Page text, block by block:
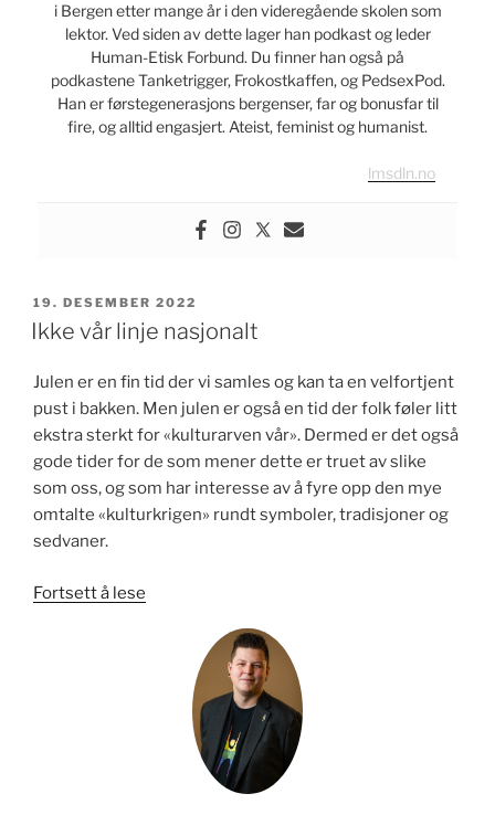
i Bergen etter mange år i den videregående skolen som
lektor. Ved siden av dette lager han podkast og leder
Human-Etisk Forbund. Du finner han også på
podkastene Tanketrigger, Frokostkaffen, og PedsexPod.
Han er førstegenerasjons bergenser, far og bonusfar til
fire, og alltid engasjert. Ateist, feminist og humanist.
lmsdln.no
PUBLISERT
19. DESEMBER 2022
Ikke vår linje nasjonalt
Julen er en fin tid der vi samles og kan ta en velfortjent
pust i bakken. Men julen er også en tid der folk føler litt
ekstra sterkt for «kulturarven vår». Dermed er det også
gode tider for de som mener dette er truet av slike
som oss, og som har interesse av å fyre opp den mye
omtalte «kulturkrigen» rundt symboler, tradisjoner og
sedvaner.
Fortsett å lese
nasjonalt»